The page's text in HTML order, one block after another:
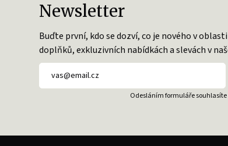
Newsletter
Buďte první, kdo se dozví, co je nového v
doplňků, exkluzivních nabídkách a slevách v
Odesláním formuláře souhlasíte